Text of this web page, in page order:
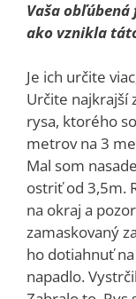
Vaša
ako vznikla
Je ich určite
Určite najkrajší
rysa, ktorého
metrov na 3
Mal som
ostriť od 3,5m.
na okraj a
zamaskovaný
ho dotiahnuť
napadlo.